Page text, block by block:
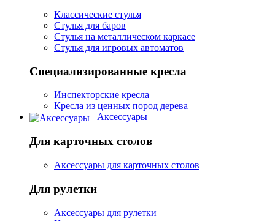
Классические стулья
Стулья для баров
Стулья на металлическом каркасе
Стулья для игровых автоматов
Специализированные кресла
Инспекторские кресла
Кресла из ценных пород дерева
Аксессуары
Для карточных столов
Аксессуары для карточных столов
Для рулетки
Аксессуары для рулетки